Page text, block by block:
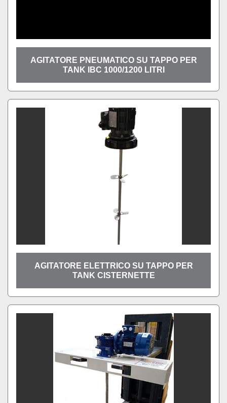
AGITATORE PNEUMATICO SU TAPPO PER
TANK IBC 1000/1200 LITRI
AGITATORE ELETTRICO SU TAPPO PER
TANK CISTERNETTE